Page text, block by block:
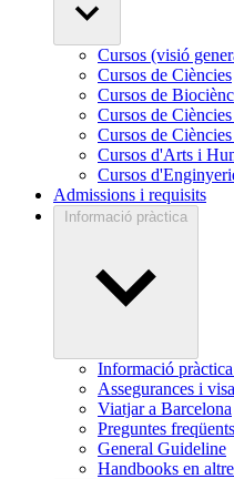
Cursos (visió
Cursos de Ciències
Cursos de
Cursos de
Cursos de
Cursos d'Arts i
Cursos
Admissions i requisits
Informació pràctica
Informació
Assegurances i
Viatjar a Barcelona
Preguntes freqüents
General Guideline
Handbooks en